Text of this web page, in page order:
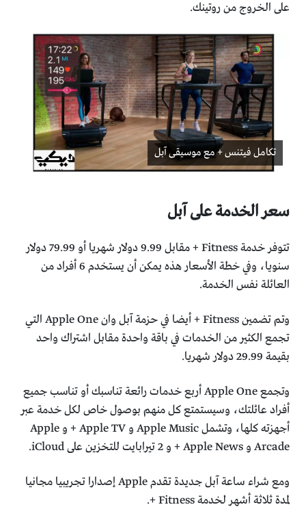
على الخروج من روتينك.
تكامل فيتنس + مع موسيقى آبل
سعر الخدمة على آبل
تتوفر خدمة Fitness + مقابل 9.99 دولار شهريا أو 79.99 دولار
سنويا، وفي خطة الأسعار هذه يمكن أن يستخدم 6 أفراد من
العائلة نفس الخدمة.
وتم تضمين Fitness + أيضا في حزمة آبل وان Apple One التي
تجمع الكثير من الخدمات في باقة واحدة مقابل اشتراك واحد
بقيمة 29.99 دولار شهريا.
وتجمع Apple One أربع خدمات رائعة تناسبك أو تناسب جميع
أفراد عائلتك، وسيستمتع كل منهم بوصول خاص لكل خدمة عبر
أجهزته كلها، وتشمل Apple Music‌ و Apple TV + و Apple
Arcade و Apple News + و 2 تيرابايت للتخزين على iCloud.
ومع شراء ساعة آبل جديدة تقدم Apple إصدارا تجريبيا مجانيا
لمدة ثلاثة أشهر لخدمة Fitness +.